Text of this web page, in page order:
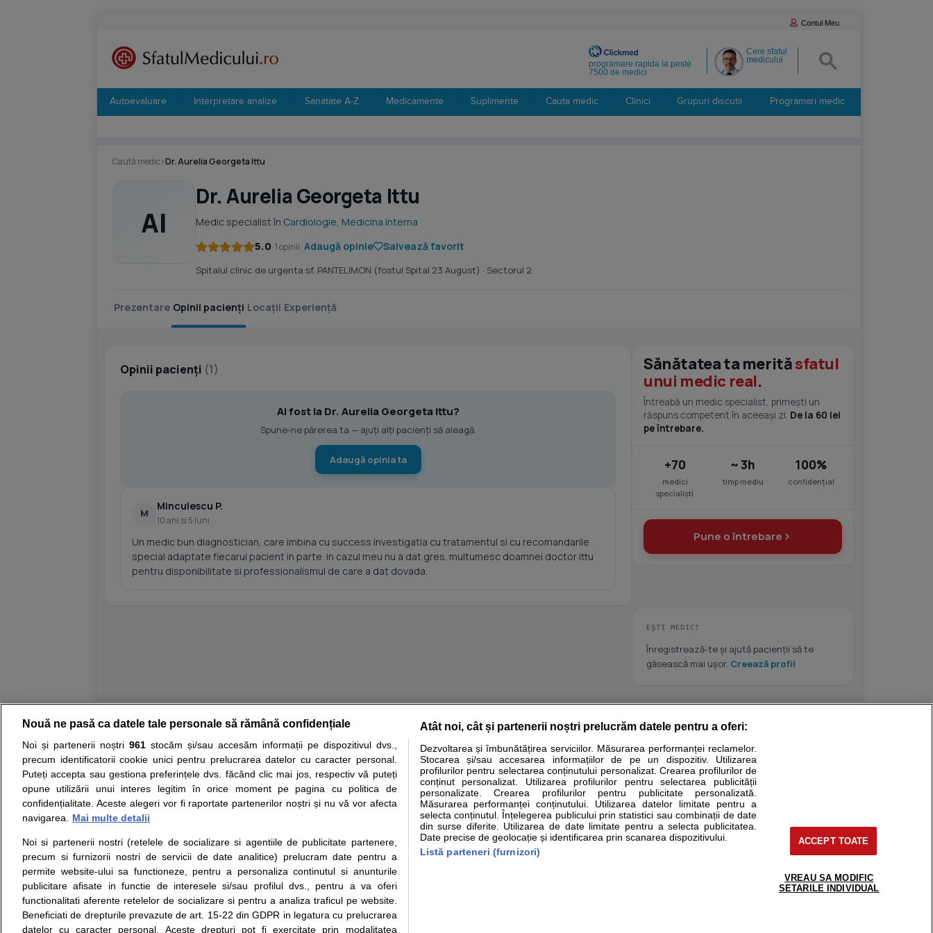
Contul Meu
Cere sfatul
medicului
programare rapida la peste
7500 de medici
Autoevaluare Interpretare analize Sanatate A-Z Medicamente Suplimente Cauta medic Clinici Grupuri discutii Programari medic
Caută medic›Dr. Aurelia Georgeta Ittu
AI
Dr. Aurelia Georgeta Ittu
Medic specialist în Cardiologie, Medicina interna
5.0· 1 opinii Adaugă opinie Salvează favorit
Spitalul clinic de urgenta sf. PANTELIMON (fostul Spital 23 August) · Sectorul 2
Prezentare Opinii pacienți Locații Experiență
Opinii pacienți (1)
Ai fost la Dr. Aurelia Georgeta Ittu?
Spune-ne părerea ta — ajuți alți pacienți să aleagă.
Adaugă opinia ta
M
Minculescu P.
10 ani si 5 luni
Un medic bun diagnostician, care imbina cu success investigatia cu tratamentul si cu recomandarile
special adaptate fiecarui pacient in parte. in cazul meu nu a dat gres. multumesc doamnei doctor ittu
pentru disponibilitate si professionalismul de care a dat dovada.
Sănătatea ta merităsfatul
unui medic real.
Întreabă un medic specialist, primești un
răspuns competent în aceeași zi. De la 60 lei
pe întrebare.
+70
medici
specialiști
~ 3h
timp mediu
100%
confidențial
Pune o întrebare
EȘTI MEDIC?
Înregistrează-te și ajută pacienții să te
găsească mai ușor. Creează profil
Resurse: Autoevaluare simptome Interpretare analize Specialitati medicale
Opiniile avizate ale medicilor, sfaturile si orice alte informatii despre sanatate disponibile pe sfatulmedicului.ro au scop informativ si educational. Ele nu pot substitui consultul medical direct si
nici diagnosticul stabilit in urma investigatiilor si analizelor medicale. Va sfatuim, ca pe langa informatia primita pe sfatulmedicului.ro sa consultati fie medicul Dvs., fie unul dintre medicii pe care
ii punem la dispozitie pentru programare in sistemul de programari la medic Clickmed.
Despre noi
Contact
Intrebari frecvente
Consultanti
medicali
Termeni si conditii
Politica de
confidentialitate
Politica de cookie
Modifica Setarile Cookie
Drepturile consumatorului
Protectia consumatorilor -
ANPC
Solutionarea Alternativa a
Litigiilor
Info consumator: 0800.080.999
Formulare europene - CNAS
Parteneri
Inscriere clinica
Pentru pacient
support@sfatulmedicului.ro
0374 109 268
Nouă ne pasă ca datele tale personale să rămână confidențiale
Noi și partenerii noștri 961stocăm și/sau accesăm informații pe dispozitivul dvs.,
precum identificatorii cookie unici pentru prelucrarea datelor cu caracter personal.
Puteți accepta sau gestiona preferințele dvs. făcând clic mai jos, respectiv vă puteți
opune utilizării unui interes legitim în orice moment pe pagina cu politica de
confidențialitate. Aceste alegeri vor fi raportate partenerilor noștri și nu vă vor afecta
navigarea.
Mai multe detalii
Noi si partenerii nostri (retelele de socializare si agentiile de publicitate partenere,
precum si furnizorii nostri de servicii de date analitice) prelucram date pentru a
permite website-ului sa functioneze, pentru a personaliza continutul si anunturile
publicitare afisate in functie de interesele si/sau profilul dvs., pentru a va oferi
functionalitati aferente retelelor de socializare si pentru a analiza traficul pe website.
Beneficiati de drepturile prevazute de art. 15-22 din GDPR in legatura cu prelucrarea
datelor cu caracter personal. Aceste drepturi pot fi exercitate prin modalitatea
Atât noi, cât și partenerii noștri prelucrăm datele pentru a oferi:
Dezvoltarea și îmbunătățirea serviciilor. Măsurarea performanței reclamelor.
Stocarea și/sau accesarea informațiilor de pe un dispozitiv. Utilizarea
profilurilor pentru selectarea conținutului personalizat. Crearea profilurilor de
conținut personalizat. Utilizarea profilurilor pentru selectarea publicității
personalizate. Crearea profilurilor pentru publicitate personalizată.
Măsurarea performanței conținutului. Utilizarea datelor limitate pentru a
selecta conținutul. Înțelegerea publicului prin statistici sau combinații de date
din surse diferite. Utilizarea de date limitate pentru a selecta publicitatea.
Date precise de geolocație și identificarea prin scanarea dispozitivului.
Listă parteneri (furnizori)
ACCEPT TOATE
VREAU SA MODIFIC
SETARILE INDIVIDUAL